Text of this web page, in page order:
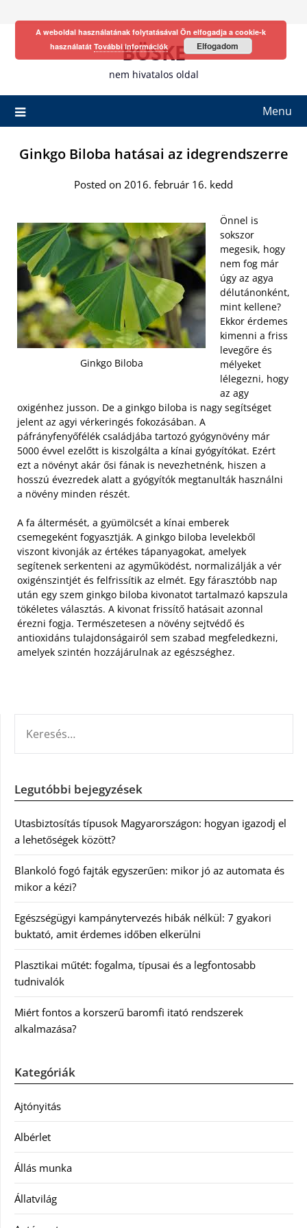
BÖSKE
nem hivatalos oldal
Menu
Ginkgo Biloba hatásai az idegrendszerre
Posted on 2016. február 16. kedd
Ginkgo Biloba
Önnel is
sokszor
megesik, hogy
nem fog már
úgy az agya
délutánonként,
mint kellene?
Ekkor érdemes
kimenni a friss
levegőre és
mélyeket
lélegezni, hogy
az agy
oxigénhez jusson. De a ginkgo biloba is nagy segítséget
jelent az agyi vérkeringés fokozásában. A
páfrányfenyőfélék családjába tartozó gyógynövény már
5000 évvel ezelőtt is kiszolgálta a kínai gyógyítókat. Ezért
ezt a növényt akár ősi fának is nevezhetnénk, hiszen a
hosszú évezredek alatt a gyógyítók megtanulták használni
a növény minden részét.
A fa áltermését, a gyümölcsét a kínai emberek
csemegeként fogyasztják. A ginkgo biloba levelekből
viszont kivonják az értékes tápanyagokat, amelyek
segítenek serkenteni az agyműködést, normalizálják a vér
oxigénszintjét és felfrissítik az elmét. Egy fárasztóbb nap
után egy szem ginkgo biloba kivonatot tartalmazó kapszula
tökéletes választás. A kivonat frissítő hatásait azonnal
érezni fogja. Természetesen a növény sejtvédő és
antioxidáns tulajdonságairól sem szabad megfeledkezni,
amelyek szintén hozzájárulnak az egészséghez.
Legutóbbi bejegyzések
Utasbiztosítás típusok Magyarországon: hogyan igazodj el
a lehetőségek között?
Blankoló fogó fajták egyszerűen: mikor jó az automata és
mikor a kézi?
Egészségügyi kampánytervezés hibák nélkül: 7 gyakori
buktató, amit érdemes időben elkerülni
Plasztikai műtét: fogalma, típusai és a legfontosabb
tudnivalók
Miért fontos a korszerű baromfi itató rendszerek
alkalmazása?
Kategóriák
Ajtónyitás
Albérlet
Állás munka
Állatvilág
A weboldal használatának folytatásával Ön elfogadja a cookie-k
használatát További információk Elfogadom